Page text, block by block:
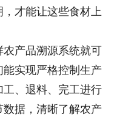
才能让这些食材上
产品溯源系统就可
实现严格控制生产
、退料、完工进行
据，清晰了解农产